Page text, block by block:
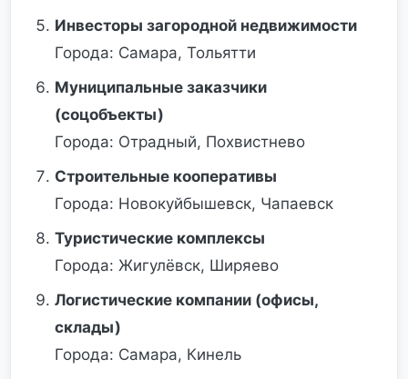
Инвесторы загородной недвижимости
Города: Самара, Тольятти
Муниципальные заказчики
(соцобъекты)
Города: Отрадный, Похвистнево
Строительные кооперативы
Города: Новокуйбышевск, Чапаевск
Туристические комплексы
Города: Жигулёвск, Ширяево
Логистические компании (офисы,
склады)
Города: Самара, Кинель